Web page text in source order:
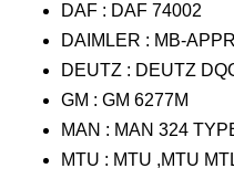
DAF : DAF 74002
DAIMLER : MB-
DEUTZ : DEUTZ
GM : GM 6277M
MAN : MAN 324
MTU : MTU ,MTU